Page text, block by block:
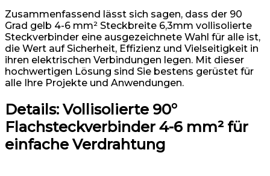
Zusammenfassend lässt sich sagen, dass der 90
Grad gelb 4-6 mm² Steckbreite 6,3mm vollisolierte
Steckverbinder eine ausgezeichnete Wahl für alle ist,
die Wert auf Sicherheit, Effizienz und Vielseitigkeit in
ihren elektrischen Verbindungen legen. Mit dieser
hochwertigen Lösung sind Sie bestens gerüstet für
alle Ihre Projekte und Anwendungen.
Details:Vollisolierte 90°
Flachsteckverbinder 4-6 mm² für
einfache Verdrahtung